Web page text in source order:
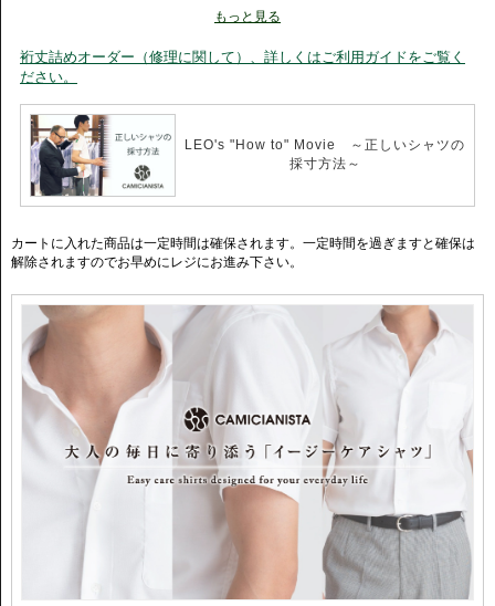
のやわらかな風合いを活かしながら、イージーケア加工を施しました。
菱形状の織りが生み出す上品な表情と自然な光沢感は、一般的なオックスフ
ォード生地よりもドレッシーな印象。ビジネススーツにも違和感なく馴染
み、幅広いシーンで活躍します。
さらに、シワになりにくく、アイロンがけも簡単。上質なコットンの着心地
と、日々のお手入れのしやすさを両立した、現代のライフスタイルに寄り添
う一着です。
忙しい朝の味方に。自然に“整う”イージーケアシャツをぜひご体感くださ
い。
イタリアで人気襟型のホリゾンタルカラーは、首元をすっきりと見せ、知的
な印象を与えます。
ネクタイを締めたスタイルに加え、ノータイスタイルで第一ボタンをはずし
たスタイルもおすすめ。
オールシーズン定番で使える優秀なアイテムです。
ニット、ジャケット、アウター、どのアイテムに合わせても相性が良く、コ
ーディネートの幅が広がります。
もっと見る
裄丈詰めオーダー（修理に関して）、詳しくはご利用ガイドをご覧く
ださい。
LEO's "How to" Movie ～正しいシャツの
採寸方法～
カートに入れた商品は一定時間は確保されます。一定時間を過ぎますと確保は
解除されますのでお早めにレジにお進み下さい。